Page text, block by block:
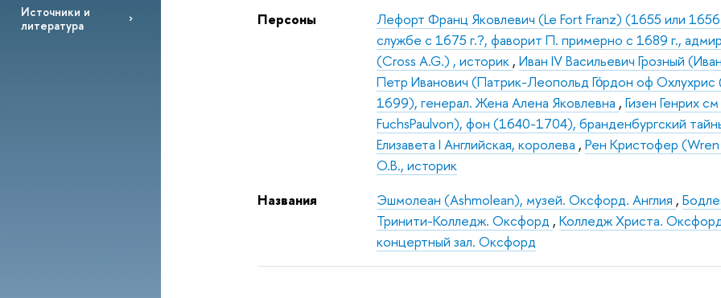
Источники и
литература
Персоны
Лефорт Франц Яковлевич (Le Fort Franz) (1655 или
службе с 1675 г.?, фаворит П. примерно с 1689 г.,
(Cross A.G.) , историк ,Иван IV Васильевич Грозный
Петр Иванович (Патрик-Леопольд Го́рдон оф
1699), генерал. Жена Алена Яковлевна ,Гизен Генрих
FuchsPaulvon), фон (1640-1704), бранденбургский
Елизавета I Английская, королева ,Рен Кристофер (Wren
О.В., историк
Названия
Эшмолеан (Ashmolean), музей. Оксфорд. Англия ,
Тринити-Колледж. Оксфорд ,Колледж Христа.
концертный зал. Оксфорд